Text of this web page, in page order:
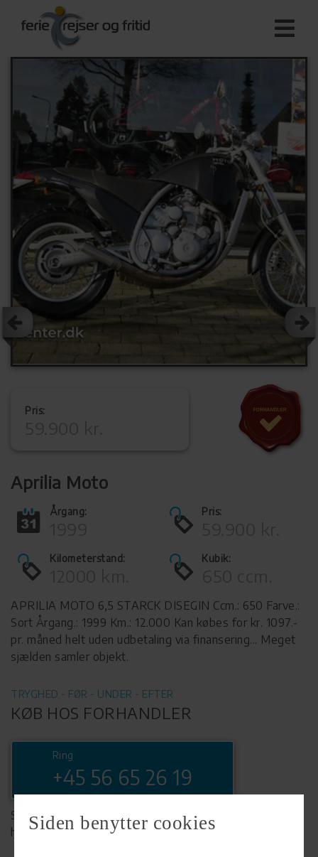
Pris:
Aprilia Moto
Årgang: Pris:
Kilometerstand: Kubik:
APRILIA MOTO 6,5 STARCK DISEGIN Ccm.: 650 Farve.:
Sort Årgang.: 1999 Km.: 12.000 Kan købes for kr. 1097.-
pr. måned helt uden udbetaling via finansering... Meget
sjælden samler objekt.
TRYGHED - FØR - UNDER - EFTER
KØB HOS FORHANDLER
Ring
+45 56 65 26 19
Se komplet info på forhandlerens
hjemmeside
Siden benytter cookies